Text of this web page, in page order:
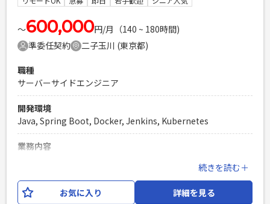
たアプリケーションの開発経験 ・基本設計の経験
PHPを用いたWebサービスの開発経験4年以上
Laravelを用いた開発経験1年以上
エンジニア複数人のチームでの開発経験
〜600,000円/月（140 ~ 180時間)
準委任契約
二子玉川 (東京都)
職種
サーバーサイドエンジニア
開発環境
Java, Spring Boot, Docker, Jenkins, Kubernetes
業務内容
必須スキル
・javaでの開発経験3年以上 ・SpringBoot（WebAPI）の開
続きを読む＋
お気に入り 詳細を見る